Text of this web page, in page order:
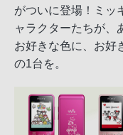
がついに登場！ミッ
ャラクターたちが、
お好きな色に、お好
の1台を。